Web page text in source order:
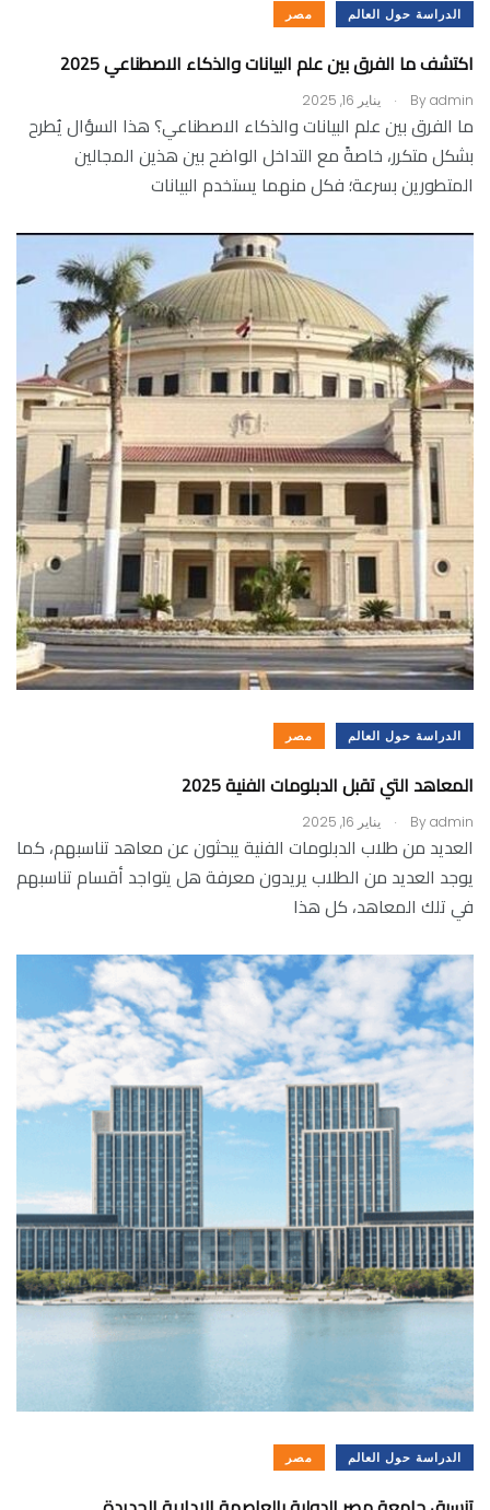
الدراسة حول العالم مصر
اكتشف ما الفرق بين علم البيانات والذكاء الاصطناعي 2025
By admin
. يناير 16, 2025
ما الفرق بين علم البيانات والذكاء الاصطناعي؟ هذا السؤال يُطرح
بشكل متكرر، خاصةً مع التداخل الواضح بين هذين المجالين
المتطورين بسرعة؛ فكل منهما يستخدم البيانات
الدراسة حول العالم مصر
المعاهد التي تقبل الدبلومات الفنية 2025
By admin
. يناير 16, 2025
العديد من طلاب الدبلومات الفنية يبحثون عن معاهد تناسبهم، كما
يوجد العديد من الطلاب يريدون معرفة هل يتواجد أقسام تناسبهم
في تلك المعاهد، كل هذا
الدراسة حول العالم مصر